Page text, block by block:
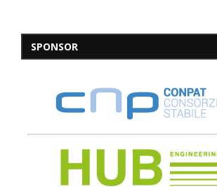
SPONSOR